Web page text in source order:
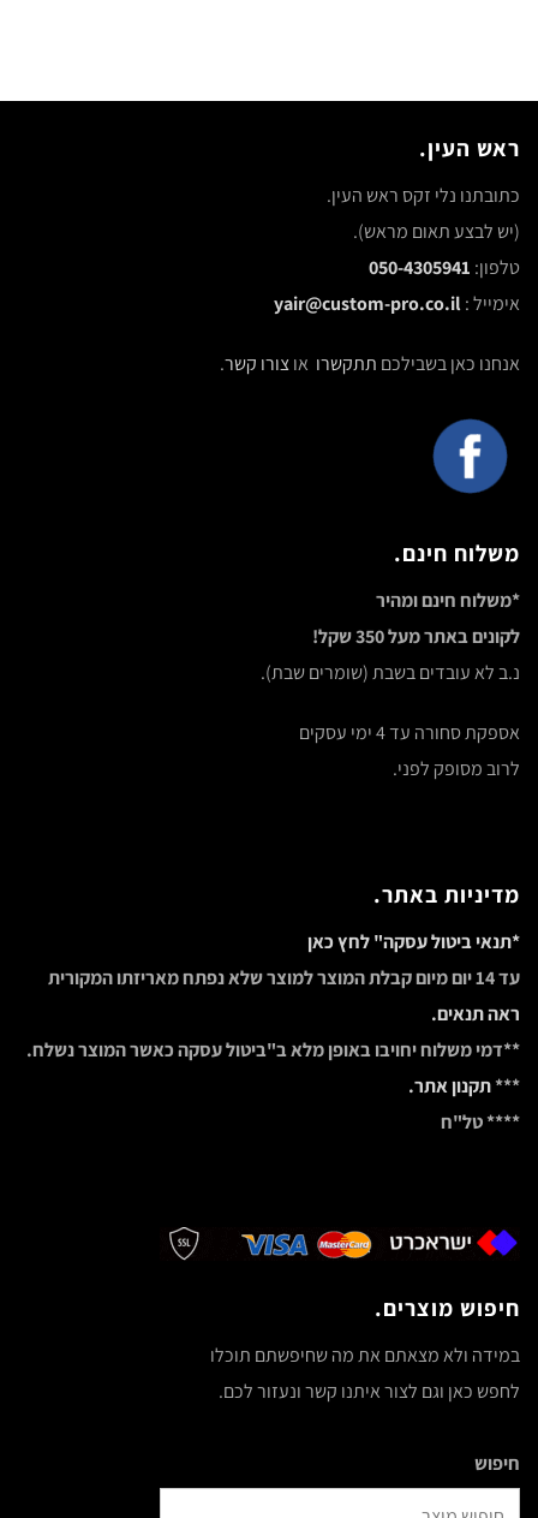
ראש העין.
כתובתנו נלי זקס ראש העין.
(יש לבצע תאום מראש).
טלפון: 050-4305941
אימייל :yair@custom-pro.co.il
אנחנו כאן בשבילכם תתקשרו אוצורו קשר.
משלוח חינם.
*משלוח חינם ומהיר
לקונים באתר מעל 350 שקל!
נ.ב לא עובדים בשבת (שומרים שבת).
אספקת סחורה עד 4 ימי עסקים
לרוב מסופק לפני.
מדיניות באתר.
*תנאי ביטול עסקה" לחץ כאן
עד 14 יום מיום קבלת המוצר למוצר שלא נפתח מאריזתו המקורית
ראה תנאים.
**דמי משלוח יחויבו באופן מלא ב"ביטול עסקה כאשר המוצר נשלח.
***תקנון אתר.
**** טל"ח
חיפוש מוצרים.
במידה ולא מצאתם את מה שחיפשתם תוכלו
לחפש כאן וגם לצור איתנו קשר ונעזור לכם.
חיפוש